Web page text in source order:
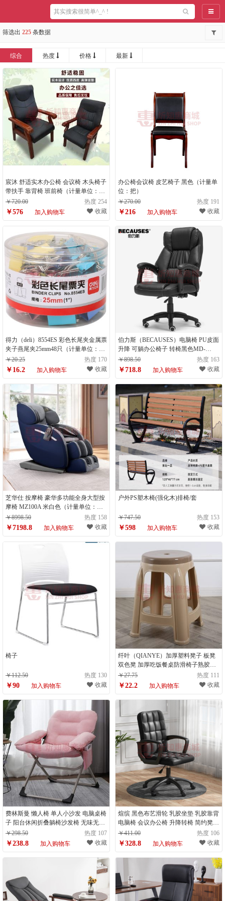
导航
筛选出 225 条数据
综合 热度 价格 最新
宸沐 舒适实木办公椅 会议椅 木头椅子
带扶手 靠背椅 班前椅（计量单位：
件）
￥720.00 热度 254
￥576 加入购物车 收藏
办公椅会议椅 皮艺椅子 黑色（计量单
位：把）
￥270.00
热度 191
￥216 加入购物车 收藏
得力（deli）8554ES 彩色长尾夹金属票
夹子燕尾夹25mm48只（计量单位：
盒）
￥20.25 热度 170
￥16.2 加入购物车 收藏
伯力斯（BECAUSES）电脑椅 PU皮面
升降 可躺办公椅子 转椅黑色MD-
002PU（计量单位：把）
￥898.50 热度 163
￥718.8 加入购物车 收藏
芝华仕 按摩椅 豪华多功能全身大型按
摩椅 MZ100A 米白色（计量单位：
台）
￥8998.50 热度 158
￥7198.8 加入购物车 收藏
户外PS塑木椅(强化木)排椅/套
￥747.50 热度 153
￥598 加入购物车 收藏
椅子
￥112.50 热度 130
￥90 加入购物车 收藏
纤叶（QIANYE）加厚塑料凳子 板凳
双色凳 加厚吃饭餐桌防滑椅子熟胶高
凳浴室凳 加厚卡其色（计量单位：
把）
￥27.75 热度 111
￥22.2 加入购物车 收藏
费林斯曼 懒人椅 单人小沙发 电脑桌椅
子 阳台休闲折叠躺椅沙发椅 无味无胶
棉 樱花粉（计量单位：把）
￥298.50 热度 107
￥238.8 加入购物车 收藏
煊缤 黑色布艺滑轮 乳胶坐垫 乳胶靠背
电脑椅 会议办公椅 升降转椅 简约凳子
靠背椅子 钢制脚（计量单位：件）
￥411.00 热度 106
￥328.8 加入购物车 收藏